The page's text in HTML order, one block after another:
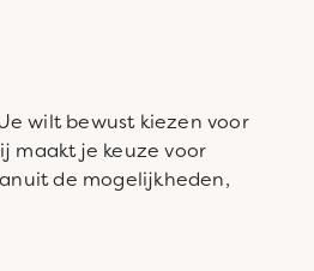
wilt bewust kiezen voor
maakt je keuze voor
de mogelijkheden,